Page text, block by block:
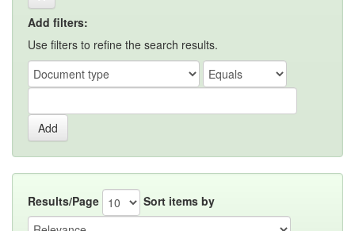
Add filters:
Use filters to refine the search results.
Results/Page Sort items by